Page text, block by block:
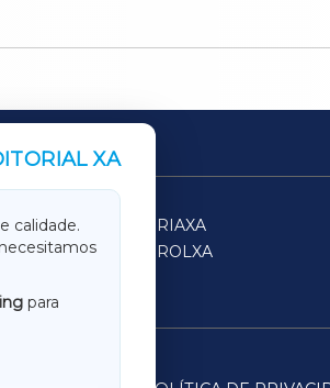
XA
calidade.
para
SARRIAXA
FERROLXA